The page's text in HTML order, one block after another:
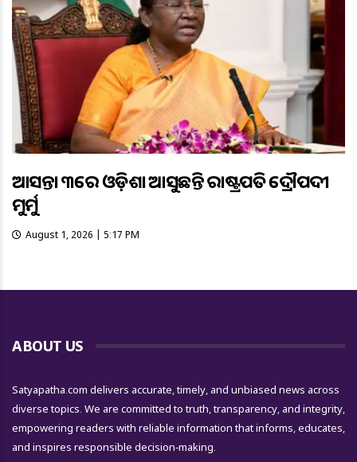
ଆସନ୍ତା ୩ରେ ଓଡ଼ିଶା ଆସୁଛନ୍ତି ରାଷ୍ଟ୍ରପତି ଦ୍ରୌପଦୀ
ମୁର୍ମୁ
August 1, 2026 | 5:17 PM
ABOUT US
Satyapatha.com delivers accurate, timely, and unbiased news across
diverse topics. We are committed to truth, transparency, and integrity,
empowering readers with reliable information that informs, educates,
and inspires responsible decision-making.